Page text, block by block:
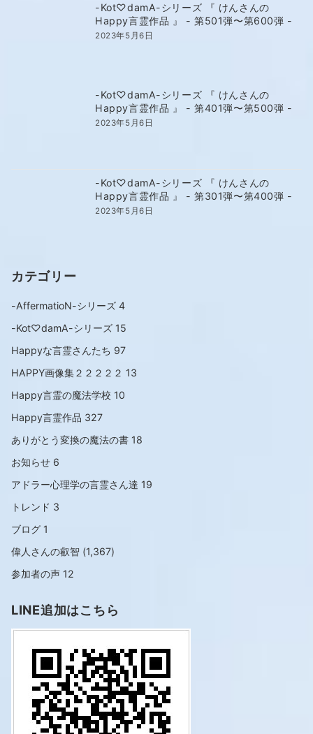
-Kot♡damA-シリーズ 『 けんさんの
Happy言霊作品 』 - 第501弾〜第600弾 -
2023年5月6日
-Kot♡damA-シリーズ 『 けんさんの
Happy言霊作品 』 - 第401弾〜第500弾 -
2023年5月6日
-Kot♡damA-シリーズ 『 けんさんの
Happy言霊作品 』 - 第301弾〜第400弾 -
2023年5月6日
カテゴリー
-AffermatioN-シリーズ 4
-Kot♡damA-シリーズ 15
Happyな言霊さんたち 97
HAPPY画像集２２２２２ 13
Happy言霊の魔法学校 10
Happy言霊作品 327
ありがとう変換の魔法の書 18
お知らせ 6
アドラー心理学の言霊さん達 19
トレンド 3
ブログ 1
偉人さんの叡智 (1,367)
参加者の声 12
LINE追加はこちら